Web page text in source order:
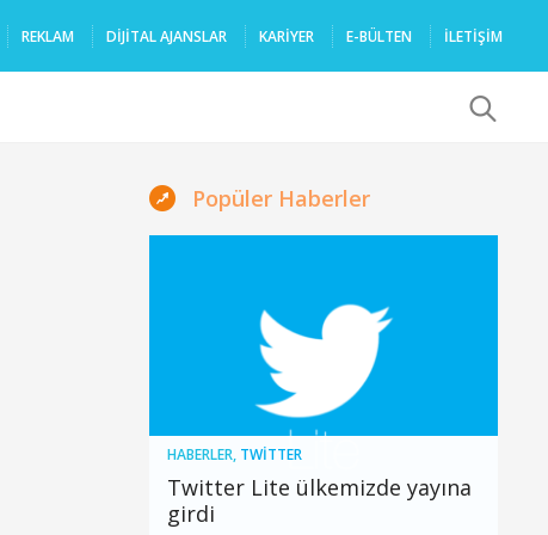
REKLAM DIJITAL AJANSLAR KARIYER E-BÜLTEN İLETİŞİM
Popüler Haberler
HABERLER, TWITTER
Twitter Lite ülkemizde yayına
girdi